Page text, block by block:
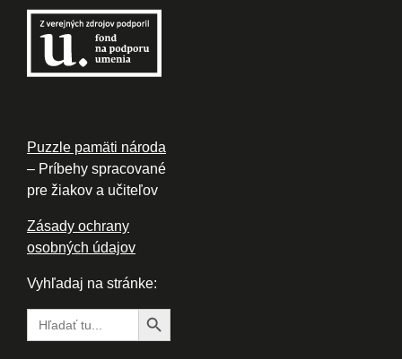
Puzzle pamäti národa
– Príbehy spracované
pre žiakov a učiteľov
Zásady ochrany
osobných údajov
Vyhľadaj na stránke:
Search
for:
Search Button